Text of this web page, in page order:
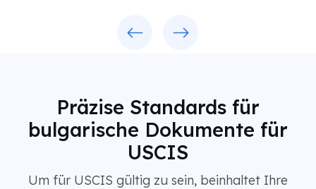
Präzise Standards für
bulgarische Dokumente für
USCIS
Um für USCIS gültig zu sein, beinhaltet Ihre